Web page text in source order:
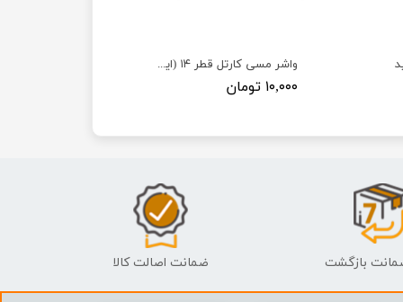
واشر مسی کارتل قطر ۱۴ (ایرانخودرویی)
۱۰,۰۰۰ تومان
ضمانت اصالت کالا